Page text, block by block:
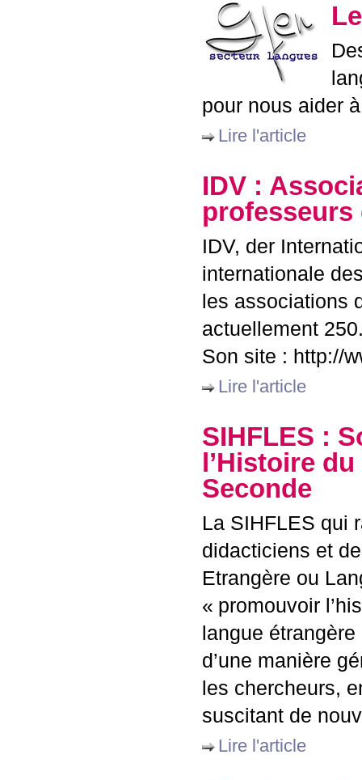
pour nous aider
Lire l'article
IDV :
professeurs
IDV, der
internationale
les associations
actuellement
Son site : http://
Lire l'article
SIHFLES :
l’Histoire
Seconde
La SIHFLES qui
didacticiens et
Etrangère ou
« promouvoir
langue
d’une manière
les chercheurs,
suscitant de
Lire l'article